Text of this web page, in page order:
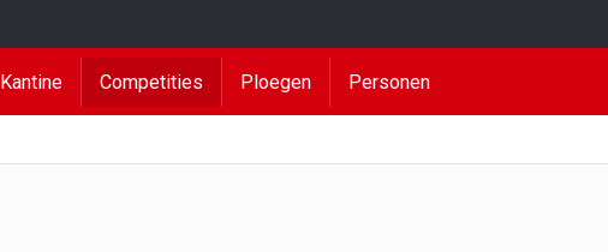
Kantine Competities Ploegen Personen